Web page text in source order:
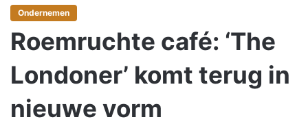
Ondernemen
Roemruchte café: ‘The
Londoner’ komt terug in
nieuwe vorm